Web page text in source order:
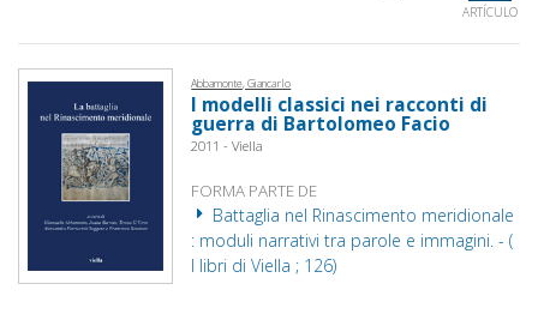
ARTÍCULO
Abbamonte, Giancarlo
I modelli classici nei racconti di
guerra di Bartolomeo Facio
2011 - Viella
FORMA PARTE DE
Battaglia nel Rinascimento meridionale
: moduli narrativi tra parole e immagini. - (
I libri di Viella ; 126)